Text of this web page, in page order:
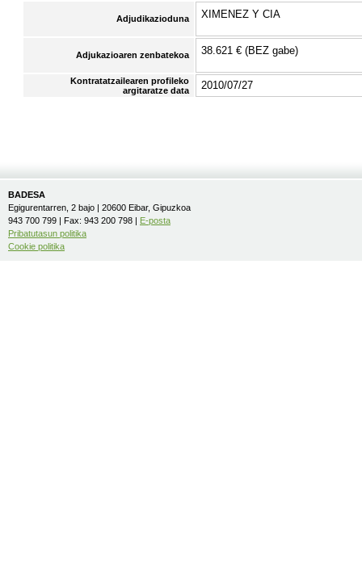
Adjudikazioduna XIMENEZ Y CIA
Adjukazioaren zenbatekoa 38.621 € (BEZ gabe)
Kontratatzailearen profileko
argitaratze data
2010/07/27
BADESA
Egigurentarren, 2 bajo | 20600 Eibar, Gipuzkoa
943 700 799 | Fax: 943 200 798 | E-posta
Pribatutasun politika
Cookie politika